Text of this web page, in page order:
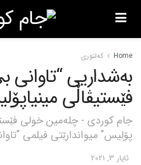
Home کەلتوری
بەشداریی “تاوانی
فێستیڤاڵی
جام کوردی - چلەمین خولی
پۆلیس" میواندارێتی فیلمی
ئایار 3, 2021